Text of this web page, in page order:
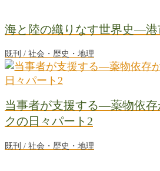
海と陸の織りなす世界史―港
既刊 / 社会・歴史・地理
当事者が支援する―薬物依
クの日々パート2
既刊 / 社会・歴史・地理